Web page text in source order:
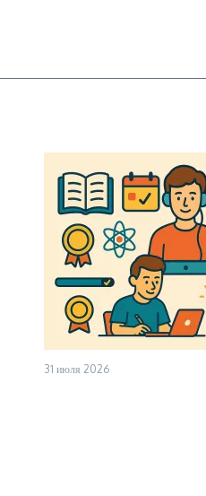
31 июля 2026